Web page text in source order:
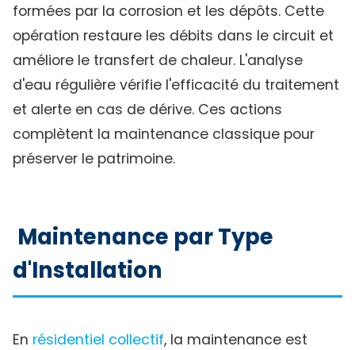
formées par la corrosion et les dépôts. Cette
opération restaure les débits dans le circuit et
améliore le transfert de chaleur. L'analyse
d'eau régulière vérifie l'efficacité du traitement
et alerte en cas de dérive. Ces actions
complètent la maintenance classique pour
préserver le patrimoine.
Maintenance par Type
d'Installation
En résidentiel collectif, la maintenance est